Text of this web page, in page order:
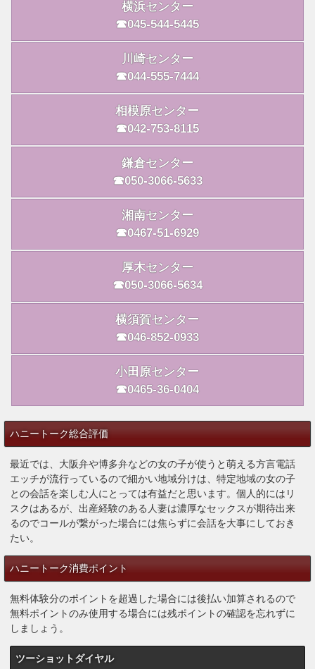
横浜センター
☎045-544-5445
川崎センター
☎044-555-7444
相模原センター
☎042-753-8115
鎌倉センター
☎050-3066-5633
湘南センター
☎0467-51-6929
厚木センター
☎050-3066-5634
横須賀センター
☎046-852-0933
小田原センター
☎0465-36-0404
ハニートーク総合評価
最近では、大阪弁や博多弁などの女の子が使うと萌える方言電話
エッチが流行っているので細かい地域分けは、特定地域の女の子
との会話を楽しむ人にとっては有益だと思います。個人的にはリ
スクはあるが、出産経験のある人妻は濃厚なセックスが期待出来
るのでコールが繋がった場合には焦らずに会話を大事にしておき
たい。
ハニートーク消費ポイント
無料体験分のポイントを超過した場合には後払い加算されるので
無料ポイントのみ使用する場合には残ポイントの確認を忘れずに
しましょう。
ツーショットダイヤル